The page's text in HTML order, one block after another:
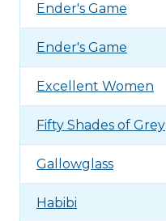
Ender's Game
Ender's Game
Excellent Women
Fifty Shades of Grey
Gallowglass
Habibi